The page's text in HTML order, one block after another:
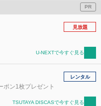
PR
見放題
U-NEXTで今すぐ見る
ポン1枚プレゼント
レンタル
TSUTAYA DISCASで今すぐ見る